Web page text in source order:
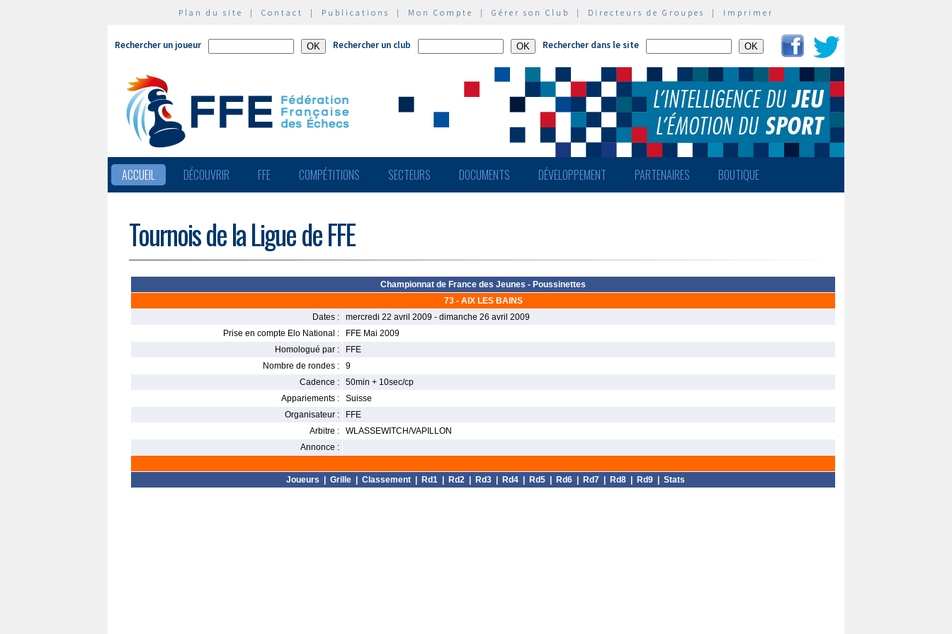
Plan du site | Contact | Publications | Mon Compte | Gérer son Club | Directeurs de Groupes | Imprimer
Rechercher un joueur Rechercher un club Rechercher dans le site
ACCUEIL DÉCOUVRIR FFE COMPÉTITIONS SECTEURS DOCUMENTS DÉVELOPPEMENT PARTENAIRES BOUTIQUE
Tournois de la Ligue de FFE
Championnat de France des Jeunes - Poussinettes
73 - AIX LES BAINS
Dates :
mercredi 22 avril 2009 - dimanche 26 avril 2009
Prise en compte Elo National :
FFE Mai 2009
Homologué par :
FFE
Nombre de rondes :
9
Cadence :
50min + 10sec/cp
Appariements :
Suisse
Organisateur :
FFE
Arbitre :
WLASSEWITCH/VAPILLON
Annonce :
Joueurs Grille| Classement| Rd1| Rd2| Rd3| Rd4| Rd5| Rd6| Rd7| Rd8| Rd9| Stats